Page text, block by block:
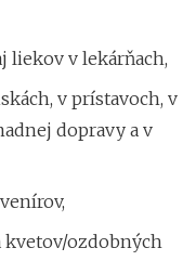
liekov v lekárňach,
v prístavoch, v
dopravy a v
kvetov/ozdobných